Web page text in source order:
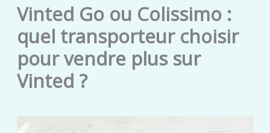
Vinted Go ou Colissimo :
quel transporteur choisir
pour vendre plus sur
Vinted ?